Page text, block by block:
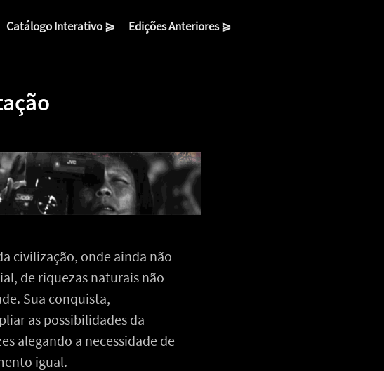
Catálogo Interativo ⪀ Edições Anteriores ⪀
civilização, onde ainda não
de riquezas naturais não
Sua conquista,
as possibilidades da
alegando a necessidade de
igual.